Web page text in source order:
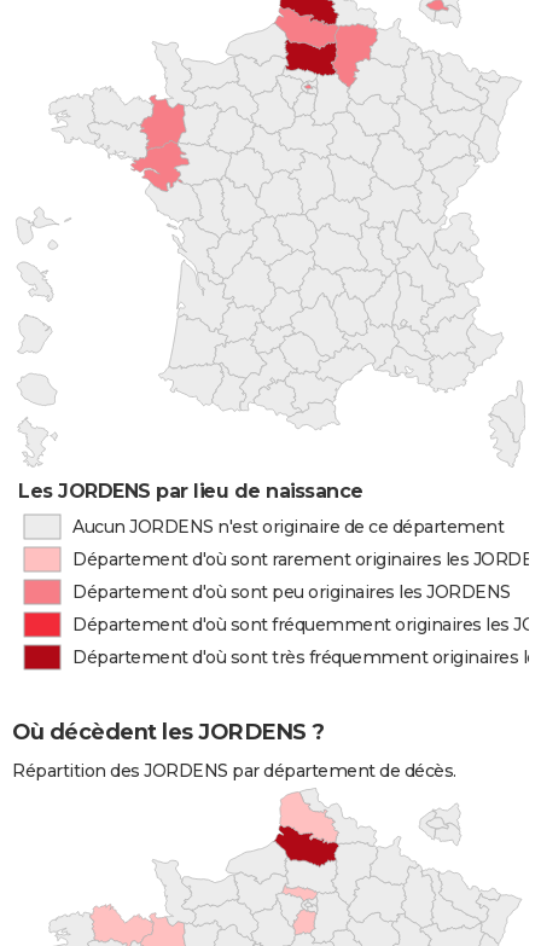
Les JORDENS par lieu de naissance
Aucun JORDENS n'est originaire de ce département
Département d'où sont rarement originaires les
Département d'où sont peu originaires les JORDENS
Département d'où sont fréquemment originaires les
Département d'où sont très fréquemment originaires
Où décèdent les JORDENS ?
Répartition des JORDENS par département de décès.